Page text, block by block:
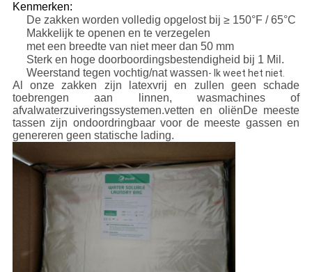
Kenmerken:
De zakken worden volledig opgelost bij ≥ 150°F / 65°C
Makkelijk te openen en te verzegelen
met een breedte van niet meer dan 50 mm
Sterk en hoge doorboordingsbestendigheid bij 1 Mil.
Weerstand tegen vochtig/nat wassen- Ik weet het niet.
Al onze zakken zijn latexvrij en zullen geen schade
toebrengen aan linnen, wasmachines of
afvalwaterzuiveringssystemen.vetten en oliënDe meeste
tassen zijn ondoordringbaar voor de meeste gassen en
genereren geen statische lading.